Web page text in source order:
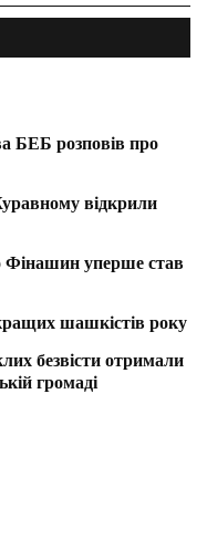
БЕБ розповів про
відкрили
Фінашин уперше став
шашкістів року
безвісти отримали
громаді